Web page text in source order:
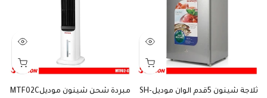
ثلاجة شينون 5قدم الوان موديلSH-
مبردة شحن شينون موديلMTF02C